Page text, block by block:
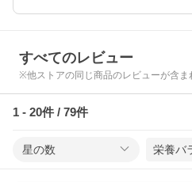
すべてのレビュー
※他ストアの同じ商品のレビューが含ま
1 - 20件 / 79件
星の数 栄養バ